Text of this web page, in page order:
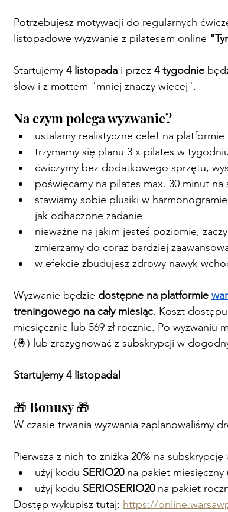
Potrzebujesz motywacji do regularnych
listopadowe wyzwanie z pilatesem online
Startujemy 4 listopada i przez 4 tygodnie
slow i z mottem "mniej znaczy więcej".
Na czym polega wyzwanie?
ustalamy realistyczne cele! na
trzymamy się planu 3 x pilates w
ćwiczymy bez dodatkowego sprzętu,
poświęcamy na pilates max. 30 minut na
stawiamy sobie plusiki w
jak odhaczone zadanie
nieważne na jakim jesteś poziomie,
zmierzamy do coraz bardziej
w efekcie zbudujesz zdrowy nawyk
Wyzwanie będzie dostępne na platformie
treningowego na cały miesiąc. Koszt
miesięcznie lub 569 zł rocznie. Po wyzwaniu
(🤞) lub zrezygnować z subskrypcji w
Startujemy 4 listopada!
🎁 Bonusy 🎁
W czasie trwania wyzwania zaplanowaliśmy
Pierwsza z nich to zniżka 20% na subskrypcję
użyj kodu SERIO20 na pakiet miesięczny
użyj kodu SERIOSERIO20 na pakiet
Dostęp wykupisz tutaj: https://